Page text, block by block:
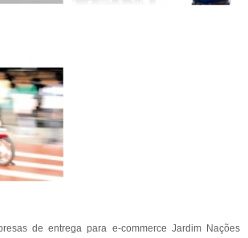
de entrega para e-commerce Jardim Nações